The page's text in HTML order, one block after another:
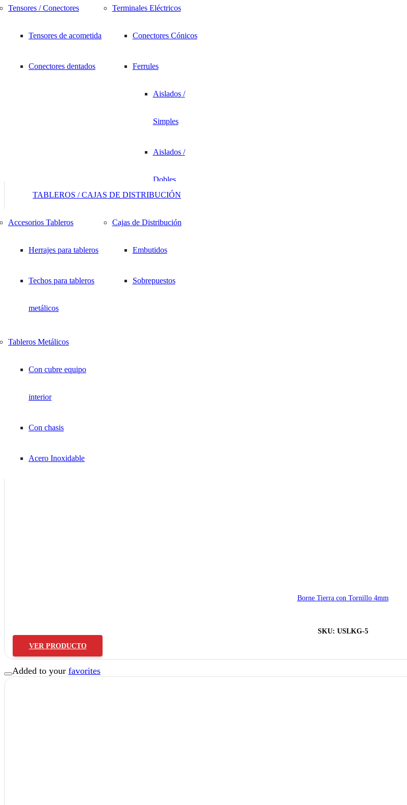
Tensores / Conectores
Tensores de acometida
Conectores dentados
Terminales Eléctricos
Conectores Cónicos
Ferrules
Aislados /
Simples
Aislados /
Dobles
Mangas TC / Marca Cables
TABLEROS / CAJAS DE DISTRIBUCIÓN
Accesorios Tableros
Herrajes para tableros
Techos para tableros
metálicos
Cajas de Distribución
Embutidos
Sobrepuestos
Tableros Metálicos
Con cubre equipo
interior
Con chasis
Acero Inoxidable
Borne Tierra con Tornillo 4mm
SKU: USLKG-5
VER PRODUCTO
Added to your favorites